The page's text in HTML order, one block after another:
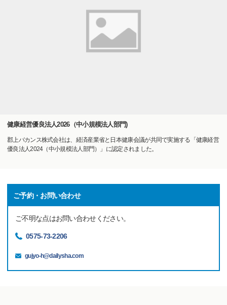
健康経営優良法人2026（中小規模法人部門)
郡上バカンス株式会社は、経済産業省と日本健康会議が共同で実施する「健康経営
優良法人2024（中小規模法人部門）」に認定されました。
ご予約・お問い合わせ
ご不明な点はお問い合わせください。
0575-73-2206
gujyo-h@dailysha.com